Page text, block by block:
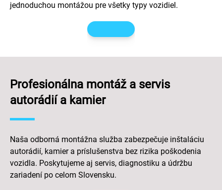
jednoduchou montážou pre všetky typy vozidiel.
Profesionálna montáž a servis
autorádií a kamier
Naša odborná montážna služba zabezpečuje inštaláciu
autorádií, kamier a príslušenstva bez rizika poškodenia
vozidla. Poskytujeme aj servis, diagnostiku a údržbu
zariadení po celom Slovensku.